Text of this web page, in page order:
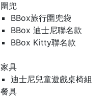
圍兜
BBox旅行圍兜袋
BBox 迪士尼聯名款
BBox Kitty聯名款
家具
迪士尼兒童遊戲桌椅組
餐具